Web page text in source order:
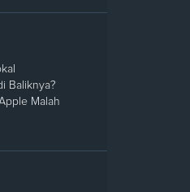
Baliknya?
Malah